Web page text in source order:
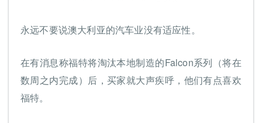
永远不要说澳大利亚的汽车业没有适应性。
在有消息称福特将淘汰本地制造的Falcon系列（将在
数周之内完成）后，买家就大声疾呼，他们有点喜欢
福特。